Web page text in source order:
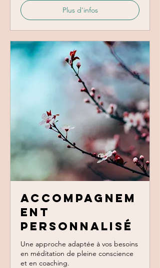
Plus d'infos
Accompagnem
ent
personnalisé
Une approche adaptée à vos besoins
en méditation de pleine conscience
et en coaching.